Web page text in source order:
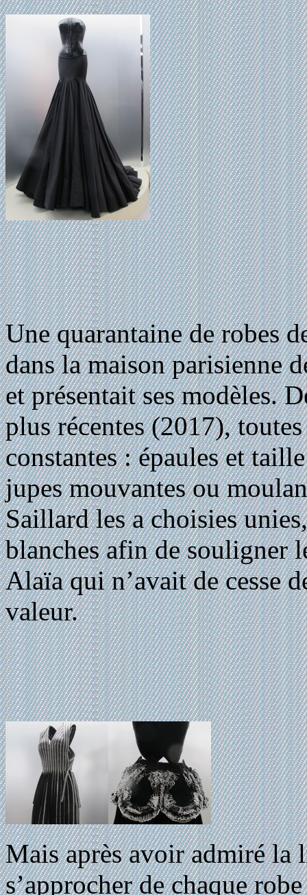
Une quarantaine de robes
dans la maison
et présentait ses modèles.
plus récentes (2017),
constantes : épaules et
jupes mouvantes
Saillard les a choisies
blanches afin de souligner
Alaïa qui n’avait de cesse
valeur.
Mais après avoir admiré la
s’approcher de chaque